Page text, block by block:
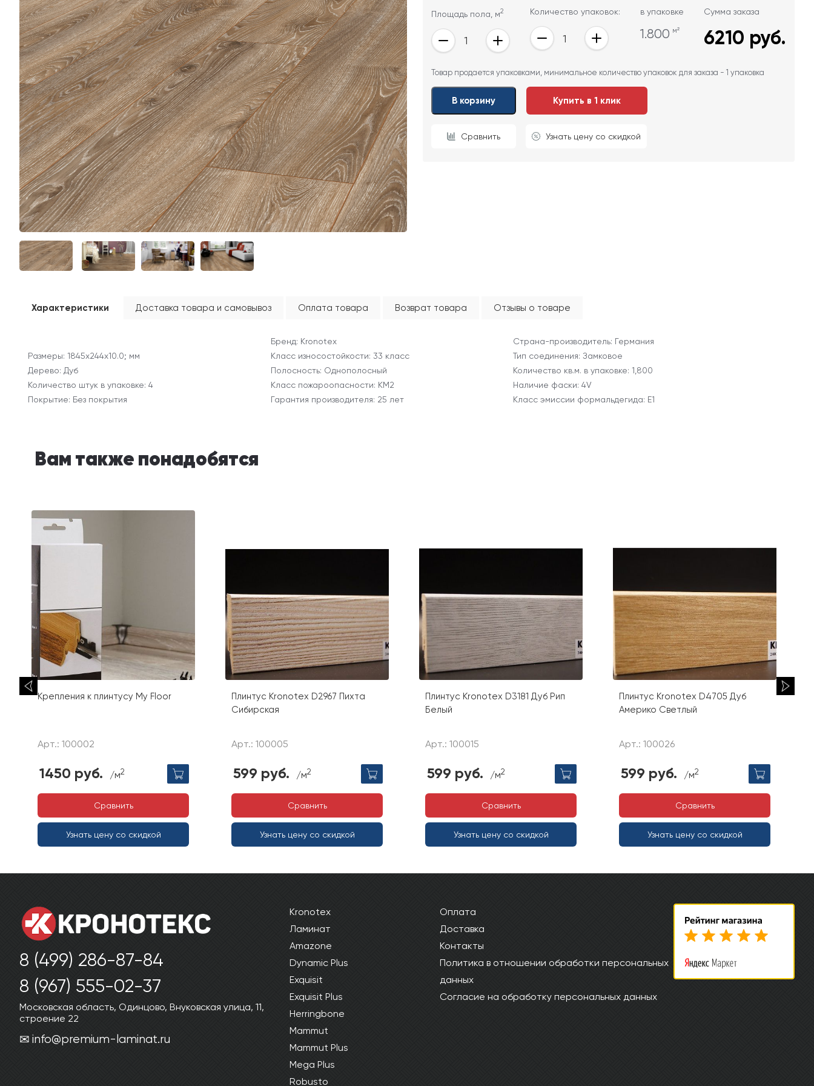
ОТПРАВИТЬ
Ваши данные не будут переданы третьим лицам
Площадь пола, м2 Количество упаковок: в упаковке
1.800 м²
Сумма заказа
6210 руб.
Товар продается упаковками, минимальное количество упаковок для заказа - 1 упаковка
В корзину Купить в 1 клик
Сравнить Узнать цену со скидкой
Характеристики Доставка товара и самовывоз Оплата товара Возврат товара Отзывы о товаре
Бренд: Kronotex
Страна-производитель: Германия
Размеры: 1845х244х10.0; мм
Класс износостойкости: 33 класс
Тип соединения: Замковое
Дерево: Дуб
Полосность: Однополосный
Количество кв.м. в упаковке: 1,800
Количество штук в упаковке: 4
Класс пожароопасности: КМ2
Наличие фаски: 4V
Покрытие: Без покрытия
Гарантия производителя: 25 лет Класс эмиссии формальдегида: E1
Вам также понадобятся
Крепления к плинтусу My Floor
Арт.: 100002
1450 руб. /м2
Сравнить
Узнать цену со скидкой
Плинтус Kronotex D2967 Пихта
Сибирская
Арт.: 100005
599 руб. /м2
Сравнить
Узнать цену со скидкой
Плинтус Kronotex D3181 Дуб Рип
Белый
Арт.: 100015
599 руб. /м2
Сравнить
Узнать цену со скидкой
Плинтус Kronotex D4705 Дуб
Америко Светлый
Арт.: 100026
599 руб. /м2
Сравнить
Узнать цену со скидкой
8 (499) 286-87-84
8 (967) 555-02-37
Московская область, Одинцово, Внуковская улица, 11,
строение 22
info@premium-laminat.ru
Kronotex
Ламинат
Amazone
Dynamic Plus
Exquisit
Exquisit Plus
Herringbone
Mammut
Mammut Plus
Mega Plus
Robusto
Оплата
Доставка
Контакты
Политика в отношении обработки персональных
данных
Согласие на обработку персональных данных